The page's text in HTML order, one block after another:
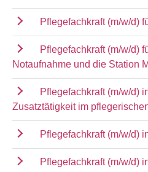
Pflegefachkraft (m/w/d)
Pflegefachkraft (m/w/d)
Notaufnahme und die Station
Pflegefachkraft (m/w/d)
Zusatztätigkeit im
Pflegefachkraft (m/w/d)
Pflegefachkraft (m/w/d)